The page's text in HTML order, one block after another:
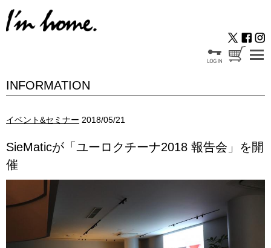
INFORMATION
イベント&セミナー 2018/05/21
SieMaticが「ユーロクチーナ2018 報告会」を開
催